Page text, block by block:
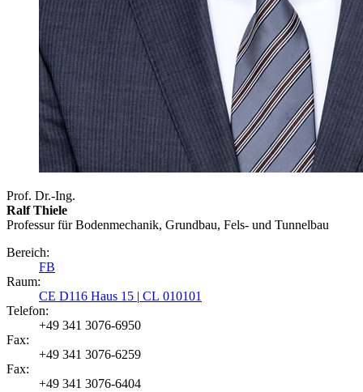
Prof. Dr.-Ing.
Ralf Thiele
Professur für Bodenmechanik, Grundbau, Fels- und Tunnelbau
Bereich:
FB
Raum:
CE D116 Haus 15 | CL 010101
Telefon:
+49 341 3076-6950
Fax:
+49 341 3076-6259
Fax:
+49 341 3076-6404